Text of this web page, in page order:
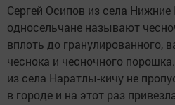
Сергей Осипов из села
односельчане называют
вплоть до гранулированного,
чеснока и чесночного
из села Наратлы-кичу не
в городе и на этот раз